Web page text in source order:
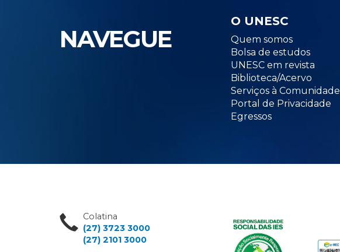
NAVEGUE
O UNESC
Quem somos
Bolsa de estudos
UNESC em revista
Biblioteca/Acervo
Serviços à Comunidade
Portal de Privacidade
Egressos
Colatina
(27) 3723 3000
(27) 2101 3000